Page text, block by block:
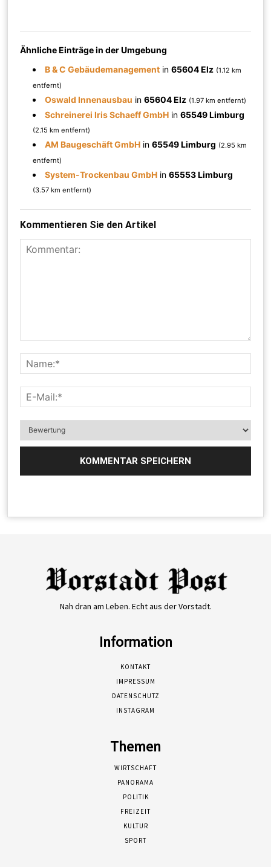
Ähnliche Einträge in der Umgebung
B & C Gebäudemanagement in65604 Elz (1.12 km
entfernt)
Oswald Innenausbau in65604 Elz (1.97 km entfernt)
Schreinerei Iris Schaeff GmbH in65549 Limburg
(2.15 km entfernt)
AM Baugeschäft GmbH in65549 Limburg (2.95 km
entfernt)
System-Trockenbau GmbH in65553 Limburg
(3.57 km entfernt)
Kommentieren Sie den Artikel
Nah dran am Leben. Echt aus der Vorstadt.
Information
KONTAKT
IMPRESSUM
DATENSCHUTZ
INSTAGRAM
Themen
WIRTSCHAFT
PANORAMA
POLITIK
FREIZEIT
KULTUR
SPORT